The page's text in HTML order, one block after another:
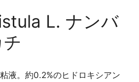
L. ナンバ
液。約0.2%のヒドロキシアン